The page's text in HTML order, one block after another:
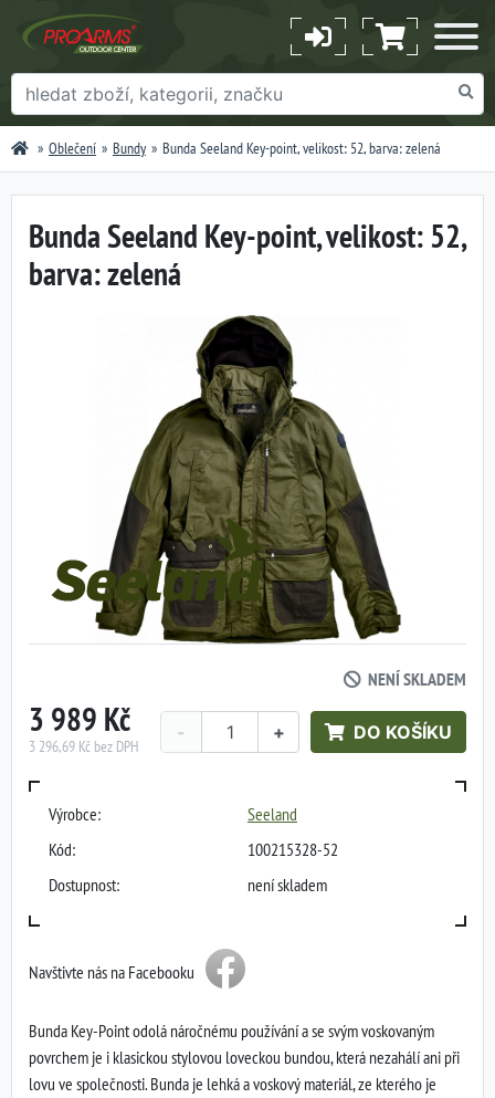
Oblečení Bundy Bunda Seeland Key-point, velikost: 52, barva: zelená
Bunda Seeland Key-point, velikost: 52,
barva: zelená
NENÍ SKLADEM
3 989 Kč
3 296,69 Kč bez DPH
+
- DO KOŠÍKU
Výrobce:
Seeland
Kód:
100215328-52
Dostupnost:
není skladem
Navštivte nás na Facebooku
Bunda Key-Point odolá náročnému používání a se svým voskovaným
povrchem je i klasickou stylovou loveckou bundou, která nezahálí ani při
lovu ve společnosti. Bunda je lehká a voskový materiál, ze kterého je